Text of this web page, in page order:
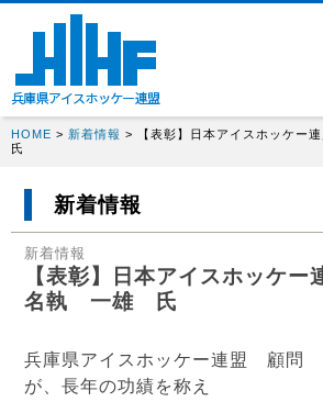
HOME > 新着情報 > 【表彰】日本アイスホッケ
氏
新着情報
新着情報
【表彰】日本アイスホッケ
名執 一雄 氏
兵庫県アイスホッケー連盟 顧
が、長年の功績を称え